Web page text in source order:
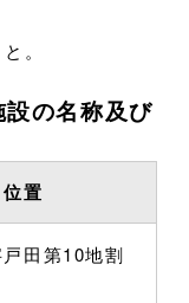
。
の名称及び
位置
田第10地割